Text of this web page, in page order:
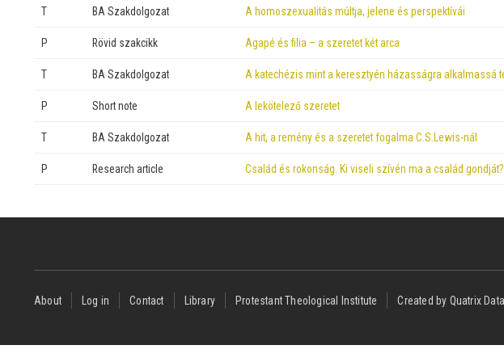
T BA Szakdolgozat A homoszexualitás múltja, jelene és perspektívái
P Rövid szakcikk Agapé és filia – a szeretet két arca
T BA Szakdolgozat A katechézis mint a keresztyén házasságra alkalmassá
P Short note A lekötelező szeretet
T BA Szakdolgozat A hit, a remény és a szeretet fogalma C.S.Lewis-nál
P Research article Család és rokonság. Ki viseli szívén ma a család gondját?
Footer
About Log in Contact Library Protestant Theological Institute Created by Quatrix